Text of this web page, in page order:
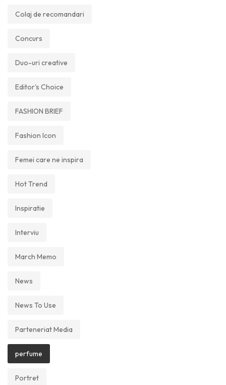
Colaj de recomandari
Concurs
Duo-uri creative
Editor's Choice
FASHION BRIEF
Fashion Icon
Femei care ne inspira
Hot Trend
Inspiratie
Interviu
March Memo
News
News To Use
Parteneriat Media
perfume
Portret